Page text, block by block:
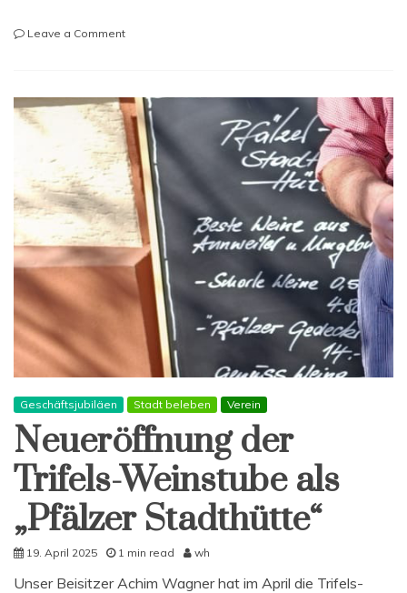
Leave a Commenton
–
Blockhaus
unter
neuer
Führung
–
ZA
gratuliert
Geschäftsjubiläen Stadt beleben Verein
Neueröffnung der
Trifels-Weinstube als
„Pfälzer Stadthütte“
19. April 2025 1 min read wh
Unser Beisitzer Achim Wagner hat im April die Trifels-